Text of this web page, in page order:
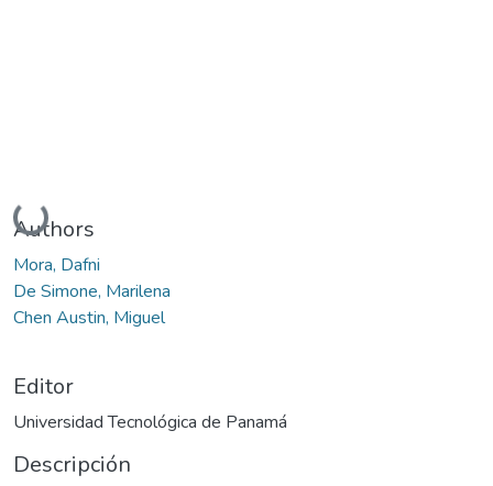
Cargando...
Authors
Mora, Dafni
De Simone, Marilena
Chen Austin, Miguel
Editor
Universidad Tecnológica de Panamá
Descripción